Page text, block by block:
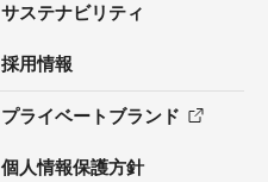
サステナビリティ
採用情報
プライベートブランド
個人情報保護方針